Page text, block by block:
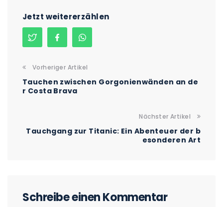
Jetzt weitererzählen
Vorheriger Artikel
Tauchen zwischen Gorgonienwänden an de
r Costa Brava
Nächster Artikel
Tauchgang zur Titanic: Ein Abenteuer der b
esonderen Art
Schreibe einen Kommentar